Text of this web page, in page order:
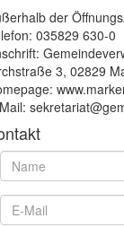
der
035829 630-0
3, 02829